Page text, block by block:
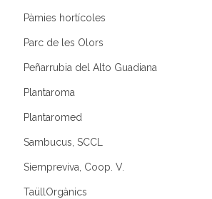
Pàmies hortícoles
Parc de les Olors
Peñarrubia del Alto Guadiana
Plantaroma
Plantaromed
Sambucus, SCCL
Siempreviva, Coop. V.
TaüllOrgànics